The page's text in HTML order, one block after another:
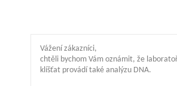
Vážení zákazníci,
chtěli bychom Vám oznámit, že
klíšťat provádí také analýzu DNA.